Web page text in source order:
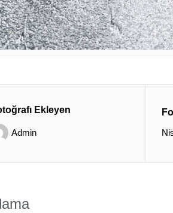
Ekleyen
Admin